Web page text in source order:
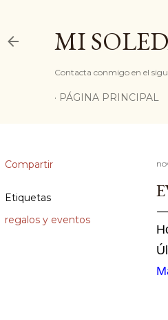
MI
Contacta conmigo en el
PÁGINA PRINCIPAL
Compartir
Etiquetas
regalos y eventos